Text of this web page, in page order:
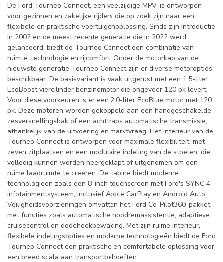
De Ford Tourneo Connect, een veelzijdige MPV, is ontworpen
voor gezinnen en zakelijke rijders die op zoek zijn naar een
flexibele en praktische voertuigenoplossing. Sinds zijn introductie
in 2002 en de meest recente generatie die in 2022 werd
gelanceerd, biedt de Tourneo Connect een combinatie van
ruimte, technologie en rijcomfort. Onder de motorkap van de
nieuwste generatie Tourneo Connect zijn er diverse motoropties
beschikbaar. De basisvariant is vaak uitgerust met een 1.5-liter
EcoBoost viercilinder benzinemotor die ongeveer 120 pk levert.
Voor dieselvoorkeuren is er een 2.0-liter EcoBlue motor met 120
pk. Deze motoren worden gekoppeld aan een handgeschakelde
zesversnellingsbak of een achttraps automatische transmissie,
afhankelijk van de uitvoering en marktvraag. Het interieur van de
Tourneo Connect is ontworpen voor maximale flexibiliteit, met
zeven zitplaatsen en een modulaire indeling van de stoelen, die
volledig kunnen worden neergeklapt of uitgenomen om een
ruime laadruimte te creëren. De cabine biedt moderne
technologieën zoals een 8-inch touchscreen met Ford's SYNC 4-
infotainmentsysteem, inclusief Apple CarPlay en Android Auto.
Veiligheidsvoorzieningen omvatten het Ford Co-Pilot360-pakket,
met functies zoals automatische noodremassistentie, adaptieve
cruisecontrol en dodehoekbewaking. Met zijn ruime interieur,
flexibele indelingsopties en moderne technologieën biedt de Ford
Tourneo Connect een praktische en comfortabele oplossing voor
een breed scala aan transportbehoeften.